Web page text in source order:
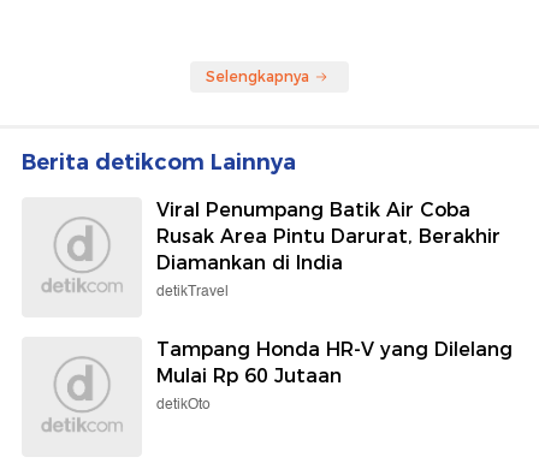
Selengkapnya
Berita detikcom Lainnya
Viral Penumpang Batik Air Coba
Rusak Area Pintu Darurat, Berakhir
Diamankan di India
detikTravel
Tampang Honda HR-V yang Dilelang
Mulai Rp 60 Jutaan
detikOto